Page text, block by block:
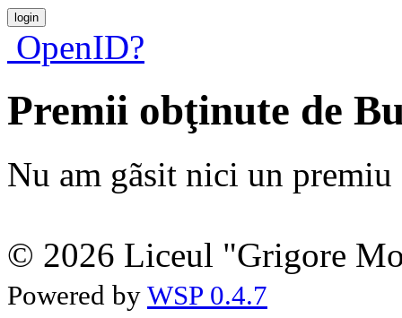
OpenID?
Premii obţinute de
Nu am gãsit nici un premiu
© 2026 Liceul "Grigore
Powered by WSP 0.4.7